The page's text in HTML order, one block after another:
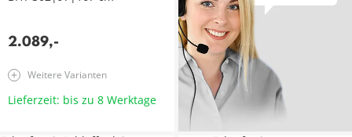
2.089,-
Weitere Varianten
Lieferzeit: bis zu 8 Werktage